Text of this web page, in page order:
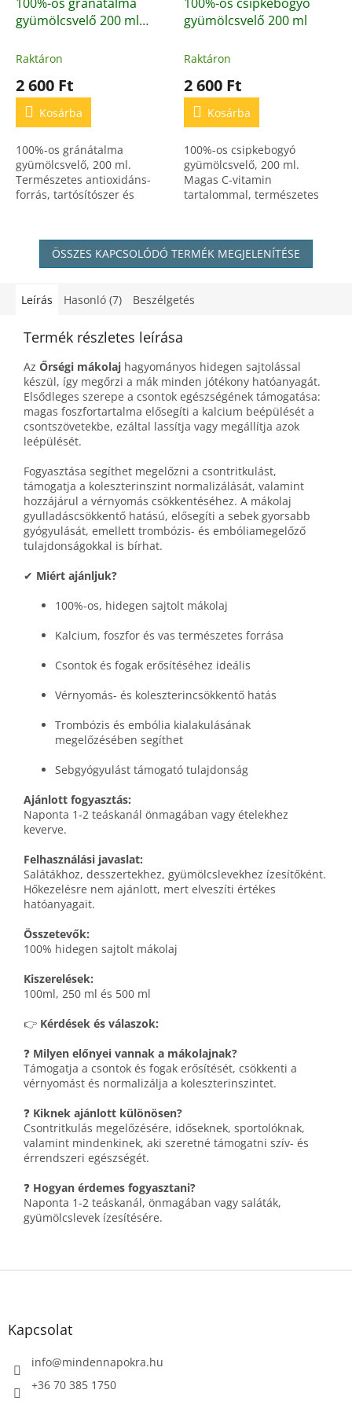
gyümölcsvelő 200 ml
antioxidánsban gazdag
Raktáron
2 600 Ft
Kosárba
100%-os gránátalma
gyümölcsvelő, 200 ml.
Természetes antioxidáns-
forrás, tartósítószer és
gyümölcsvelő 200 ml
Raktáron
2 600 Ft
Kosárba
100%-os csipkebogyó
gyümölcsvelő, 200 ml.
Magas C-vitamin
tartalommal, természetes
nélkül.
ÖSSZES KAPCSOLÓDÓ TERMÉK MEGJELENÍTÉSE
Leírás Hasonló (7) Beszélgetés
Termék részletes leírása
Az Őrségi mákolaj hagyományos hidegen sajtolással
készül, így megőrzi a mák minden jótékony hatóanyagát.
Elsődleges szerepe a csontok egészségének támogatása:
magas foszfortartalma elősegíti a kalcium beépülését a
csontszövetekbe, ezáltal lassítja vagy megállítja azok
leépülését.
Fogyasztása segíthet megelőzni a csontritkulást,
támogatja a koleszterinszint normalizálását, valamint
hozzájárul a vérnyomás csökkentéséhez. A mákolaj
gyulladáscsökkentő hatású, elősegíti a sebek gyorsabb
gyógyulását, emellett trombózis- és embóliamegelőző
tulajdonságokkal is bírhat.
✔ Miért ajánljuk?
100%-os, hidegen sajtolt mákolaj
Kalcium, foszfor és vas természetes forrása
Csontok és fogak erősítéséhez ideális
Vérnyomás- és koleszterincsökkentő hatás
Trombózis és embólia kialakulásának
megelőzésében segíthet
Sebgyógyulást támogató tulajdonság
Ajánlott fogyasztás:
Naponta 1-2 teáskanál önmagában vagy ételekhez
keverve.
Felhasználási javaslat:
Salátákhoz, desszertekhez, gyümölcslevekhez ízesítőként.
Hőkezelésre nem ajánlott, mert elveszíti értékes
hatóanyagait.
Összetevők:
100% hidegen sajtolt mákolaj
Kiszerelések:
100ml, 250 ml és 500 ml
👉 Kérdések és válaszok:
❓ Milyen előnyei vannak a mákolajnak?
Támogatja a csontok és fogak erősítését, csökkenti a
vérnyomást és normalizálja a koleszterinszintet.
❓ Kiknek ajánlott különösen?
Csontritkulás megelőzésére, időseknek, sportolóknak,
valamint mindenkinek, aki szeretné támogatni szív- és
érrendszeri egészségét.
❓ Hogyan érdemes fogyasztani?
Naponta 1-2 teáskanál, önmagában vagy saláták,
gyümölcslevek ízesítésére.
L
Kapcsolat
info@mindennapokra.hu
+36 70 385 1750